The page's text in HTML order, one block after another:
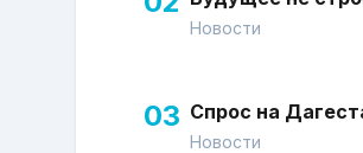
Новости
03 Спрос на
Новости